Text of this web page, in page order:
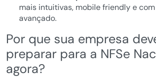
mais intuitivas, mobile friendly e
avançado.
Por que sua empresa
preparar para a NFSe
agora?